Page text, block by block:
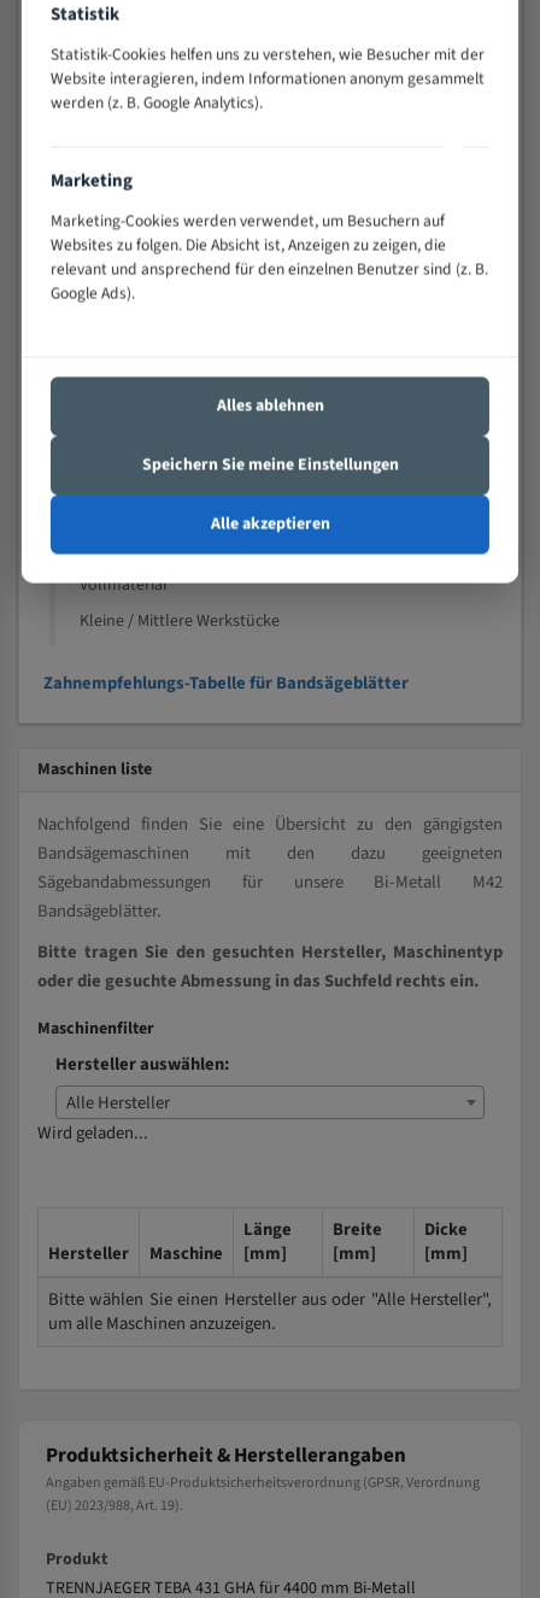
Widerstandsfähig gegen Zahnbruch auch bei
schwierigen Werkstücken (Materialmischung,
wechselnde Verbindungslängen)
Sehr geringe Vibration
Technische Beschreibung:
Positiver Spanwinkel
Bandkörper aus hochlegiertem Federstahl
Nichteisenmetalle
Speziell entwickelt für Profile / Rohre
Kleine und mittlere Profile / Kleine Durchmesser
Vollmaterial
Kleine / Mittlere Werkstücke
Zahnempfehlungs-Tabelle für Bandsägeblätter
Maschinen liste
Nachfolgend finden Sie eine Übersicht zu den gängigsten
Bandsägemaschinen mit den dazu geeigneten
Sägebandabmessungen für unsere Bi-Metall M42
Bandsägeblätter.
Bitte tragen Sie den gesuchten Hersteller, Maschinentyp
oder die gesuchte Abmessung in das Suchfeld rechts ein.
Maschinenfilter
Hersteller auswählen:
Alle Hersteller
Wird geladen...
Hersteller Maschine
Länge
[mm]
Breite
[mm]
Dicke
[mm]
Bitte wählen Sie einen Hersteller aus oder "Alle Hersteller",
um alle Maschinen anzuzeigen.
Produktsicherheit & Herstellerangaben
Angaben gemäß EU-Produktsicherheitsverordnung (GPSR, Verordnung
(EU) 2023/988, Art. 19).
Produkt
TRENNJAEGER TEBA 431 GHA für 4400 mm Bi-Metall
Statistik
Statistik-Cookies helfen uns zu verstehen, wie Besucher mit der
Website interagieren, indem Informationen anonym gesammelt
werden (z. B. Google Analytics).
Marketing
Marketing-Cookies werden verwendet, um Besuchern auf
Websites zu folgen. Die Absicht ist, Anzeigen zu zeigen, die
relevant und ansprechend für den einzelnen Benutzer sind (z. B.
Google Ads).
Alles ablehnen
Speichern Sie meine Einstellungen
Alle akzeptieren